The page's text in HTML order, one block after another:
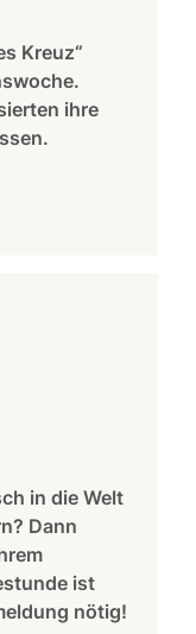
Kreuz“
ihre
in die Welt
Dann
ist
nötig!